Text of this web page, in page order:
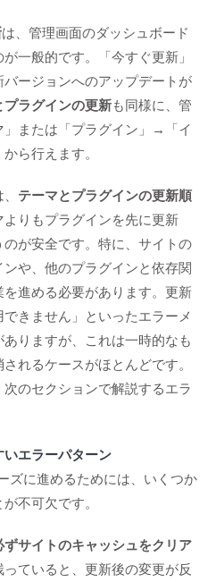
は、管理画面のダッシュボード
一般的です。「今すぐ更新」
ージョンへのアップデートが
プラグインの更新も同様に、管
または「プラグイン」→「イ
ら行えます。
テーマとプラグインの更新順
りもプラグインを先に更新
が安全です。特に、サイトの
や、他のプラグインと依存関
進める必要があります。更新
きません」といったエラーメ
りますが、これは一時的なも
れるケースがほとんどです。
のセクションで解説するエラ
エラーパターン
ズに進めるためには、いくつか
不可欠です。
サイトのキャッシュをクリア
ていると、更新後の変更が反